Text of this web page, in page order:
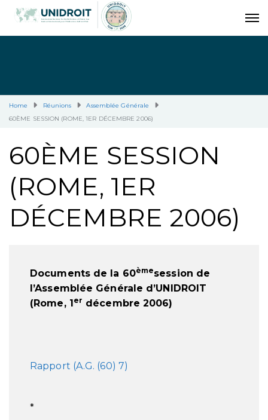
Home Réunions
Assemblée Générale
60ÈME SESSION (ROME, 1ER DÉCEMBRE 2006)
60ÈME SESSION
(ROME, 1ER
DÉCEMBRE 2006)
Documents de la 60èmesession de
l’Assemblée Générale d’UNIDROIT
(Rome, 1er décembre 2006)
Rapport (A.G. (60) 7)
*